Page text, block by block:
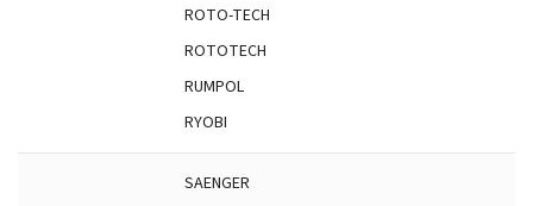
ROTO-TECH
ROTOTECH
RUMPOL
RYOBI
SAENGER